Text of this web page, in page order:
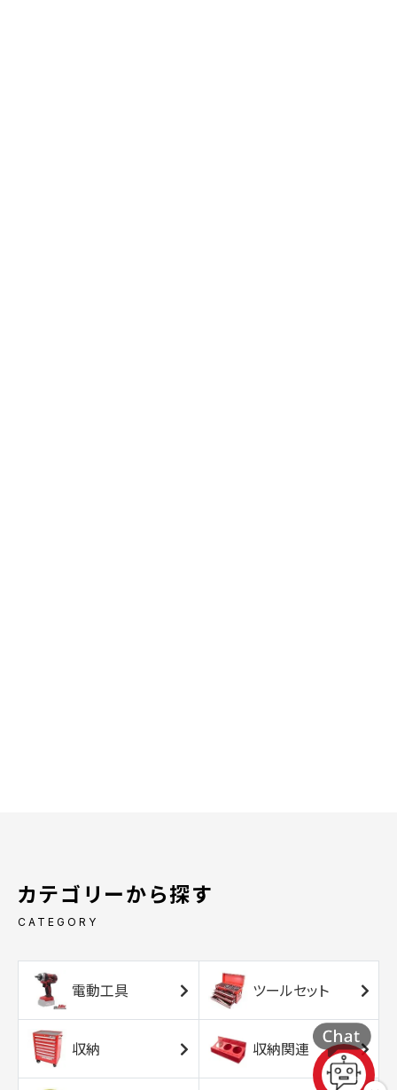
カテゴリーから探す
CATEGORY
電動工具 ツールセット
収納 収納関連